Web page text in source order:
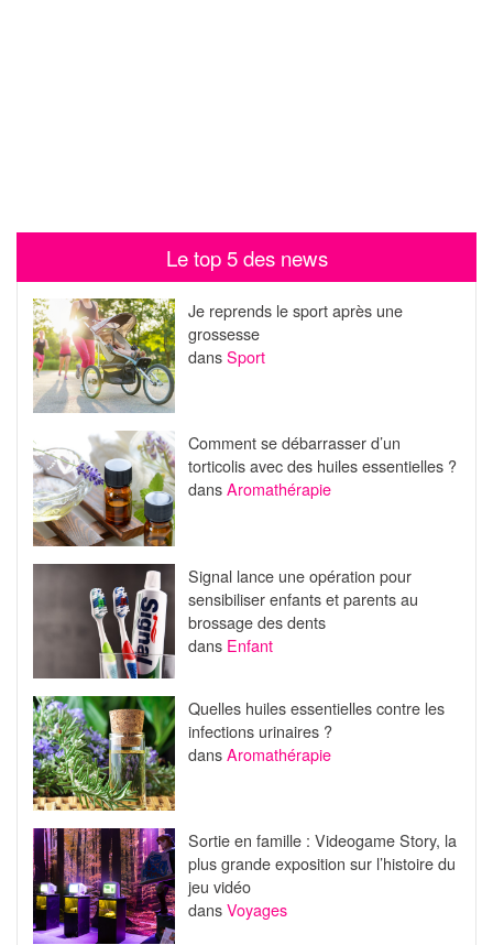
Le top 5 des news
Je reprends le sport après une
grossesse
dansSport
Comment se débarrasser d’un
torticolis avec des huiles essentielles ?
dansAromathérapie
Signal lance une opération pour
sensibiliser enfants et parents au
brossage des dents
dans Enfant
Quelles huiles essentielles contre les
infections urinaires ?
dansAromathérapie
Sortie en famille : Videogame Story, la
plus grande exposition sur l’histoire du
jeu vidéo
dansVoyages